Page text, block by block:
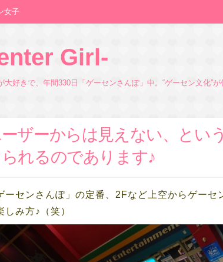
女子
Girl-
好きで、年間330日「ゲーセンさんぽ」中。“ゲーセン文化”
ザーからは見えない、とい
られるのであります♪
ーセンさんぽ」の定番、2Fなど上空からゲー
しみ方♪（笑）